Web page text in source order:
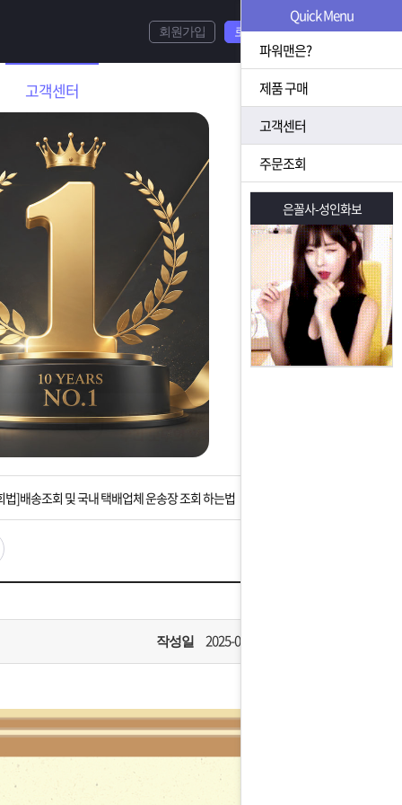
고객센터
회원가입 로그인
상황을 대비해 꼭 입금후 고객센터 연락바랍니다.
연휴 배송 및 휴무 안내
]배송조회 및 국내 택배업체 운송장 조회 하는법
고객 앱설치 가능합니다.
안내] 집 밖에 주소로 택배 받기
작성일 2025-09-26
Quick Menu
파워맨은?
제품 구매
고객센터
주문조회
은꼴사-성인화보 은꼴사-성인화보